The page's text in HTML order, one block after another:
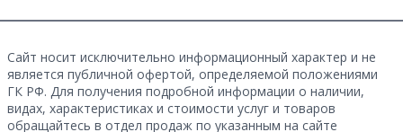
Сайт носит исключительно информационный характер и не
является публичной офертой, определяемой положениями
ГК РФ. Для получения подробной информации о наличии,
видах, характеристиках и стоимости услуг и товаров
обращайтесь в отдел продаж по указанным на сайте